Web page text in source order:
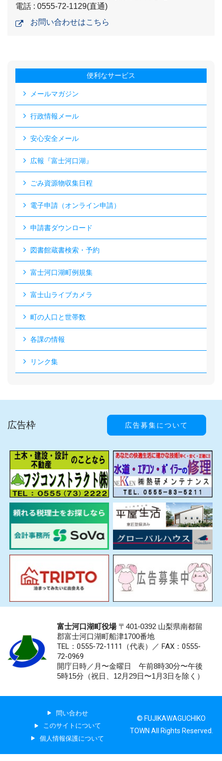
電話 : 0555-72-1129(直通)
お問い合わせはこちら
便利なサービス
メールマガジン
行政情報メール
安心安全メール
広報『富士河口湖』
ごみ資源物収集日程
電子申請（オンライン申請）
申請書ダウンロード
図書館蔵書検索・予約
富士河口湖町例規集
富士山ライブカメラ
町の人口と世帯数
各課の情報
リンク集
広告枠 広告募集について
富士河口湖町役場〒401-0392 山梨県南都留
郡富士河口湖町船津1700番地
TEL：0555-72-1111 （代表）／ FAX：0555-
72-0969
開庁日時／月〜金曜日 午前8時30分〜午後
5時15分（祝日、12月29日〜1月3日を除く）
問い合わせ
このサイトについて
個人情報保護について
© FUJIKAWAGUCHIKO
TOWN All Rights Reserved.